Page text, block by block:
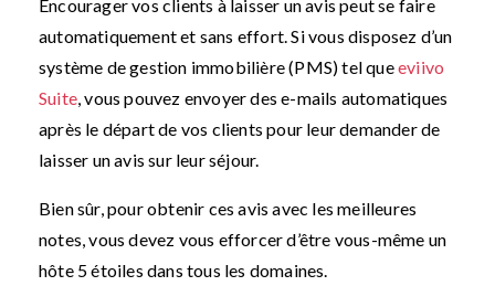
Encourager vos clients à laisser un avis peut se faire
automatiquement et sans effort. Si vous disposez d’un
système de gestion immobilière (PMS) tel queeviivo
Suite, vous pouvez envoyer des e-mails automatiques
après le départ de vos clients pour leur demander de
laisser un avis sur leur séjour.
Bien sûr, pour obtenir ces avis avec les meilleures
notes, vous devez vous efforcer d’être vous-même un
hôte 5 étoiles dans tous les domaines.